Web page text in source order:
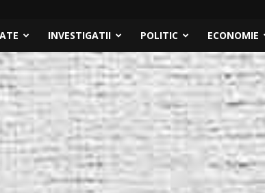
INVESTIGATII POLITIC ECONOMIE